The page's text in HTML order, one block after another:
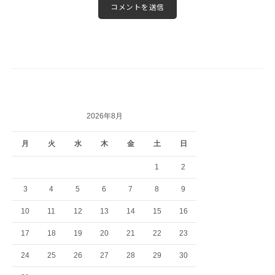
2026年8月
月 火 水 木 金 土 日
1 2
3 4 5 6 7 8 9
10 11 12 13 14 15 16
17 18 19 20 21 22 23
24 25 26 27 28 29 30